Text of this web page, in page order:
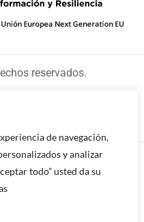
de navegación,
y analizar
todo” usted da su
reservados.
tu equipo Imedia